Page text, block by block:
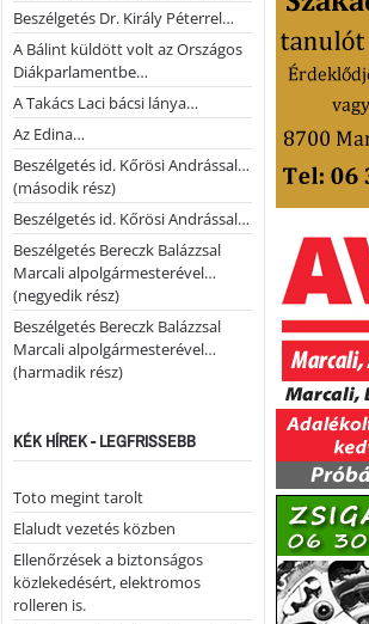
Beszélgetés Dr. Király Péterrel…
A Bálint küldött volt az Országos
Diákparlamentbe…
A Takács Laci bácsi lánya…
Az Edina…
Beszélgetés id. Kőrösi Andrással…
(második rész)
Beszélgetés id. Kőrösi Andrással…
Beszélgetés Bereczk Balázzsal
Marcali alpolgármesterével…
(negyedik rész)
Beszélgetés Bereczk Balázzsal
Marcali alpolgármesterével…
(harmadik rész)
KÉK HÍREK - LEGFRISSEBB
Toto megint tarolt
Elaludt vezetés közben
Ellenőrzések a biztonságos
közlekedésért, elektromos
rolleren is.